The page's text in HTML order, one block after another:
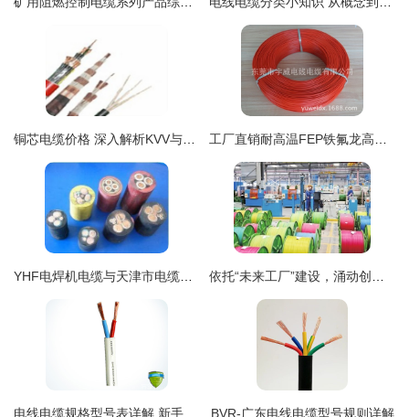
BVR-广东电线电缆型号规则详解